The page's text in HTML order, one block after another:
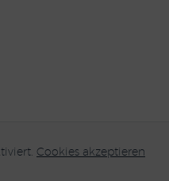
Cookies akzeptieren